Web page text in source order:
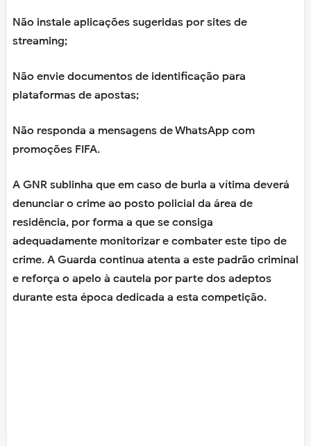
Não instale aplicações sugeridas por sites de
streaming;
Não envie documentos de identificação para
plataformas de apostas;
Não responda a mensagens de WhatsApp com
promoções FIFA.
A GNR sublinha que em caso de burla a vítima deverá
denunciar o crime ao posto policial da área de
residência, por forma a que se consiga
adequadamente monitorizar e combater este tipo de
crime. A Guarda continua atenta a este padrão criminal
e reforça o apelo à cautela por parte dos adeptos
durante esta época dedicada a esta competição.